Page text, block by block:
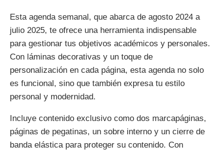
Esta agenda semanal, que abarca de agosto 2024 a
julio 2025, te ofrece una herramienta indispensable
para gestionar tus objetivos académicos y personales.
Con láminas decorativas y un toque de
personalización en cada página, esta agenda no solo
es funcional, sino que también expresa tu estilo
personal y modernidad.
Incluye contenido exclusivo como dos marcapáginas,
páginas de pegatinas, un sobre interno y un cierre de
banda elástica para proteger su contenido. Con